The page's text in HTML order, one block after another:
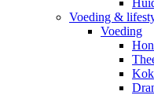
Voeding &
Voeding